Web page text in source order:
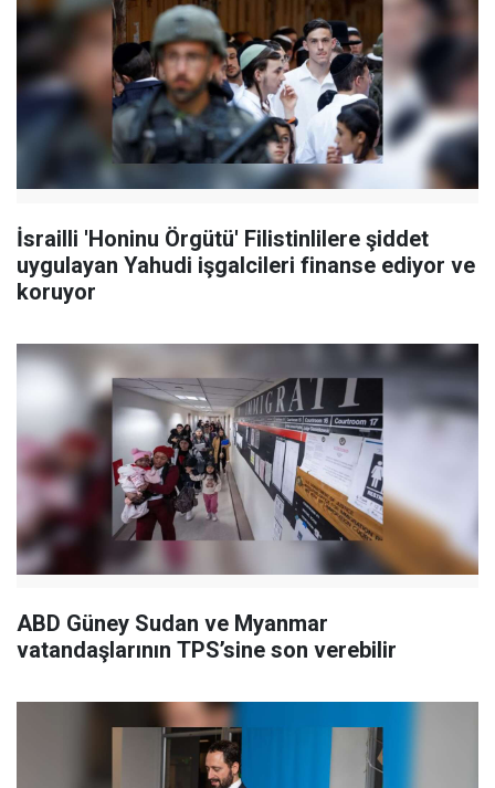
İsrailli 'Honinu Örgütü' Filistinlilere şiddet
uygulayan Yahudi işgalcileri finanse ediyor ve
koruyor
ABD Güney Sudan ve Myanmar
vatandaşlarının TPS’sine son verebilir